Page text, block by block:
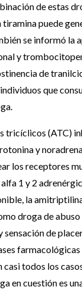
de estas
puede
se informó la
y
de
que
tricíclicos (ATC)
y
los receptores
1 y 2
la
droga de abuso
de
casi todos los
en cuestión es